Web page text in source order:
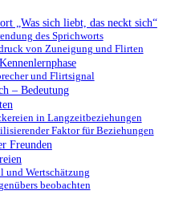
„Was sich liebt, das neckt sich“
des Sprichworts
von Zuneigung und Flirten
und Flirtsignal
– Bedeutung
in Langzeitbeziehungen
Faktor für Beziehungen
Freunden
und Wertschätzung
beobachten